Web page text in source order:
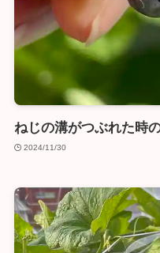
ねじの溝がつぶれた時
2024/11/30